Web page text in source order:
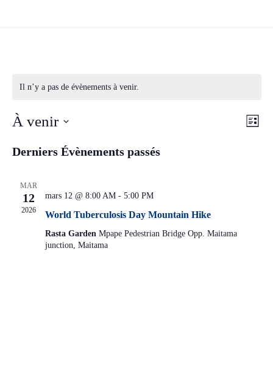
Il n’y a pas de évènements à venir.
par
de
Liste
À venir
une
Derniers Évènements passés
MAR
12
2026
mars 12 @ 8:00 AM- 5:00 PM
World Tuberculosis Day Mountain Hike
Rasta Garden Mpape Pedestrian Bridge Opp. Maitama
junction, Maitama